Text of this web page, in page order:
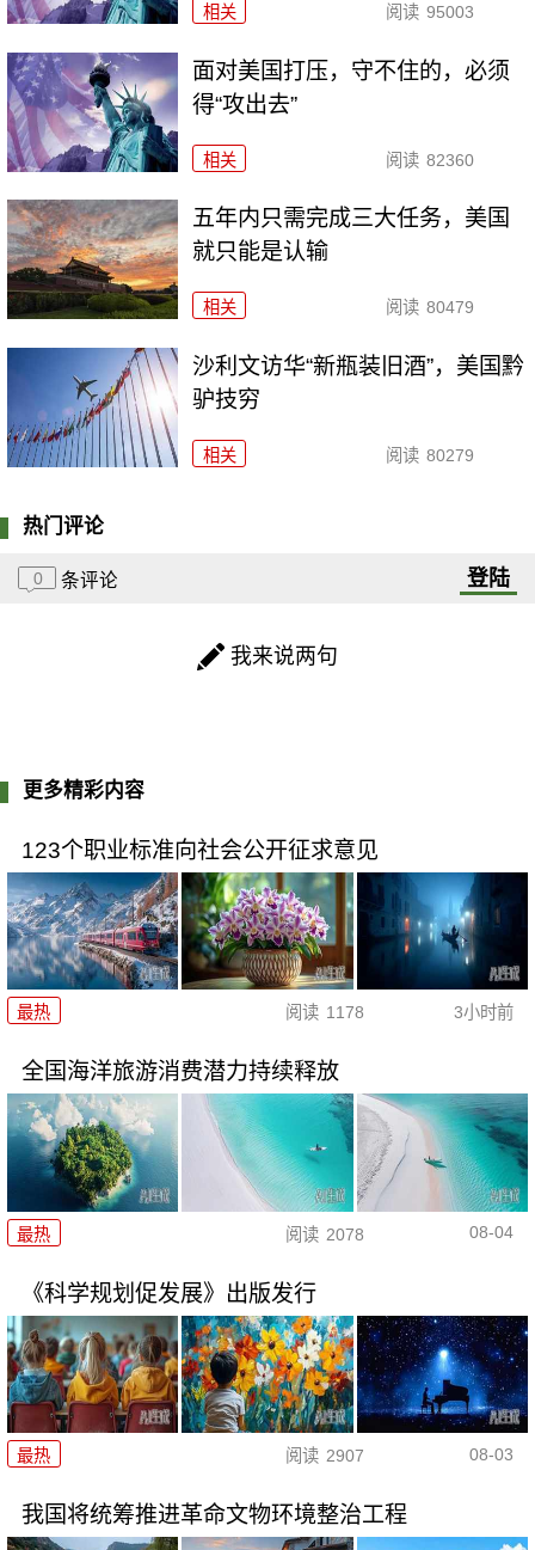
相关 阅读 95003
面对美国打压，守不住的，必须
得“攻出去”
相关 阅读 82360
五年内只需完成三大任务，美国
就只能是认输
相关 阅读 80479
沙利文访华“新瓶装旧酒”，美国黔
驴技穷
相关 阅读 80279
热门评论
0 条评论 登陆
我来说两句
更多精彩内容
123个职业标准向社会公开征求意见
最热 阅读 1178 3小时前
全国海洋旅游消费潜力持续释放
最热 阅读 2078 08-04
《科学规划促发展》出版发行
最热 阅读 2907 08-03
我国将统筹推进革命文物环境整治工程